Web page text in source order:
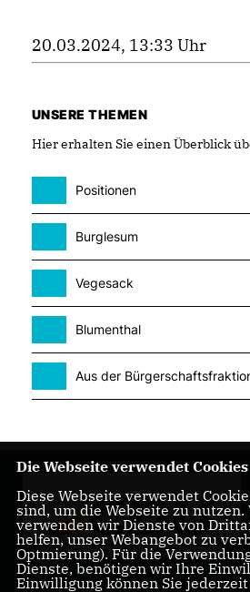
20.03.2024, 13:33 Uhr
UNSERE THEMEN
Hier erhalten Sie einen Überblick
Positionen
Burglesum
Vegesack
Blumenthal
Aus der
Die Webseite verwendet Cookies
Diese Webseite verwendet
sind, um die Webseite zu
verwenden wir Dienste von
helfen, unser Webangebot zu
Optmierung). Für die
Dienste, benötigen wir Ihre
Einwilligung können Sie